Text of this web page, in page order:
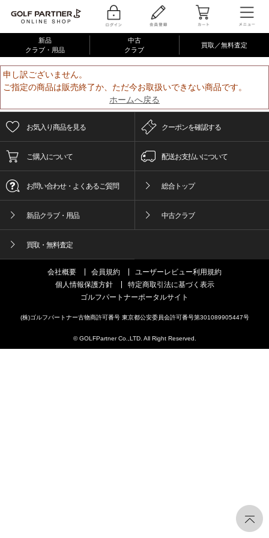
新品
クラブ・用品
中古
クラブ
買取／無料査定
申し訳ございません。
ご指定の商品は販売終了か、ただ今お取扱いできない商品です。
ホームへ戻る
お気入り商品を見る クーポンを確認する
ご購入について 配送お支払いについて
お問い合わせ・よくあるご質問 総合トップ
新品クラブ・用品 中古クラブ
買取・無料査定
会社概要 会員規約
ユーザーレビュー利用規約
個人情報保護方針
特定商取引法に基づく表示
ゴルフパートナーポータルサイト
(株)ゴルフパートナー古物商許可番号 東京都公安委員会許可番号第301089905447号
© GOLFPartner Co.,LTD. All Right Reserved.